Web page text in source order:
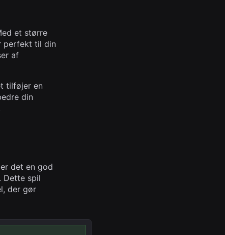
et større
perfekt til din
af
tilføjer en
din
det en god
Dette spil
der gør